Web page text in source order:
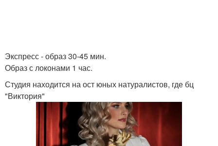
Экспресс - образ 30-45 мин.
Образ с локонами 1 час.
Студия находится на ост юных натуралистов, где бц
"Виктория"